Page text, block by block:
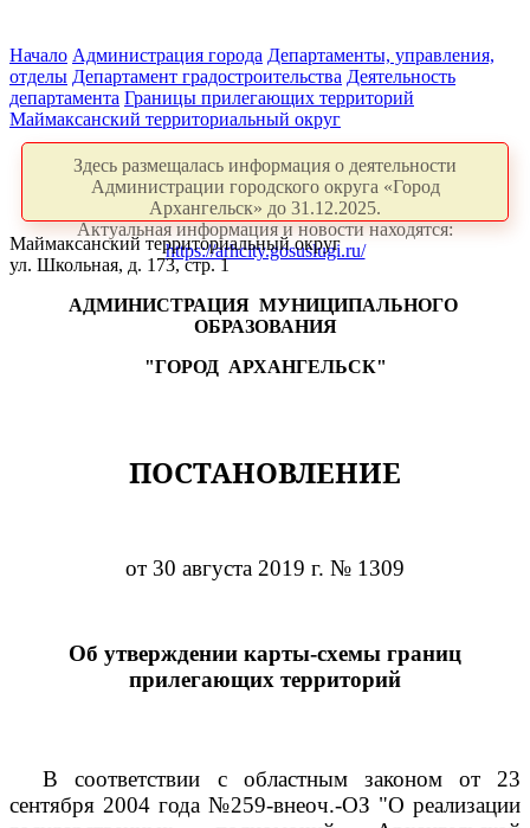
Начало Администрация города Департаменты, управления,
отделы Департамент градостроительства Деятельность
департамента Границы прилегающих территорий
Маймаксанский территориальный округ
Здесь размещалась информация о деятельности
Администрации городского округа «Город
Архангельск» до 31.12.2025.
Актуальная информация и новости находятся:
https://arhcity.gosuslugi.ru/
Маймаксанский территориальный округ
ул. Школьная, д. 173, стр. 1
АДМИНИСТРАЦИЯ МУНИЦИПАЛЬНОГО
ОБРАЗОВАНИЯ
"ГОРОД АРХАНГЕЛЬСК"
ПОСТАНОВЛЕНИЕ
от 30 августа 2019 г. № 1309
Об утверждении карты-схемы границ
прилегающих территорий
В соответствии с областным законом от 23
сентября 2004 года №259-внеоч.-ОЗ "О реализации